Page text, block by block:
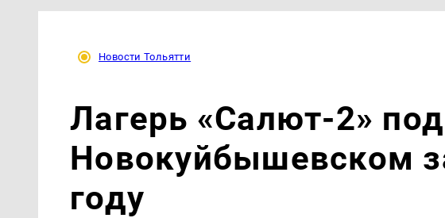
Новости Тольятти
Лагерь «Салют-2» под
Новокуйбышевском
году